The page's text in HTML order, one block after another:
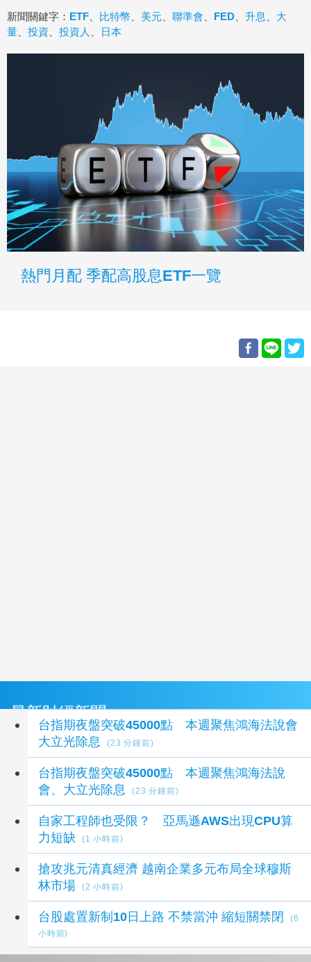
新聞關鍵字： ETF 比特幣 美元 聯準會 FED 升息
大
量
投資 投資人 日本
熱門月配 季配高股息ETF一覽
最新財經新聞
台指期夜盤突破45000點 本週聚焦鴻海法說會
大立光除息
(23 分鐘前)
台指期夜盤突破45000點 本週聚焦鴻海法說
會、大立光除息
(23 分鐘前)
自家工程師也受限？ 亞馬遜AWS出現CPU算
力短缺
(1 小時前)
搶攻兆元清真經濟 越南企業多元布局全球穆斯
林市場
(2 小時前)
台股處置新制10日上路 不禁當沖 縮短關禁閉
(6
小時前)